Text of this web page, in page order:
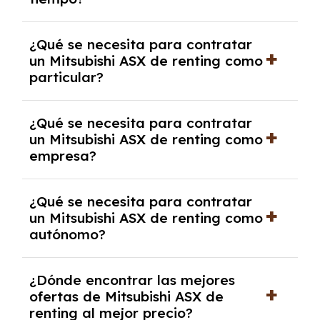
debido al resultado del estudio de viabilidad
económica.
pero puede haber penalizaciones por
cancelación anticipada. Es importante revisar
las condiciones del contrato y hablar con un
experto que te asesore.
¿Qué se necesita para contratar
un Mitsubishi ASX de renting como
particular?
y, en algunos casos, una consulta de solvencia
crediticia y un pago inicial.
¿Qué se necesita para contratar
un Mitsubishi ASX de renting como
empresa?
documentación financiera y, en algunos
casos, un informe de solvencia de la empresa
y un pago inicial.
¿Qué se necesita para contratar
un Mitsubishi ASX de renting como
autónomo?
autónomos, justificante de ingresos y, en
algunos casos, un informe fiscal y un pago
¿Dónde encontrar las mejores
ofertas de Mitsubishi ASX de
renting al mejor precio?